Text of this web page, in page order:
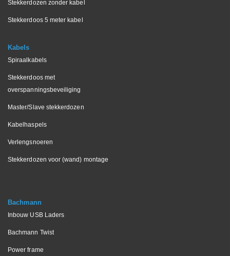
Stekkerdozen zonder kabel
Stekkerdoos 5 meter kabel
Kabels
Spiraalkabels
Stekkerdoos met
overspanningsbeveiliging
Master/Slave stekkerdozen
Kabelhaspels
Verlengsnoeren
Stekkerdozen voor (wand) montage
Bachmann
Inbouw USB Laders
Bachmann Twist
Power frame